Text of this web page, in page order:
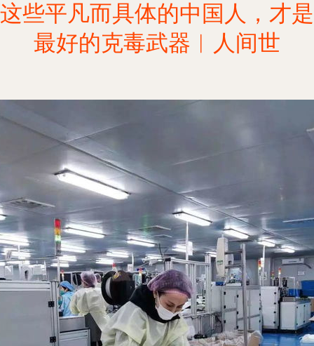
这些平凡而具体的中国人，才是
最好的克毒武器︱人间世